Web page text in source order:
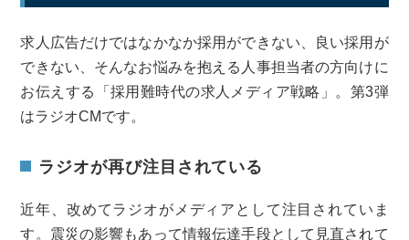
求人広告だけではなかなか採用ができない、良い採用が
できない、そんなお悩みを抱える人事担当者の方向けに
お伝えする「採用難時代の求人メディア戦略」。第3弾
はラジオCMです。
ラジオが再び注目されている
近年、改めてラジオがメディアとして注目されていま
す。震災の影響もあって情報伝達手段として見直されて